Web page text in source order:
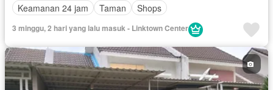
Keamanan 24 jam
Taman Shops
3 minggu, 2 hari yang lalu masuk - Linktown Center